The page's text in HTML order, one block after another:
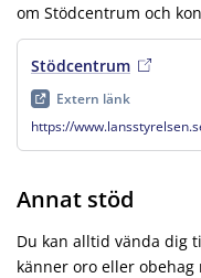
om Stödcentrum och
Stödcentrum , extern
Extern länk
https://
Annat stöd
Du kan alltid vända dig
känner oro eller